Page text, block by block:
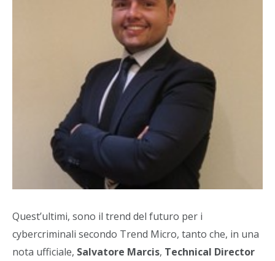
Quest’ultimi, sono il trend del futuro per i
cybercriminali secondo Trend Micro, tanto che, in una
nota ufficiale, Salvatore Marcis, Technical Director